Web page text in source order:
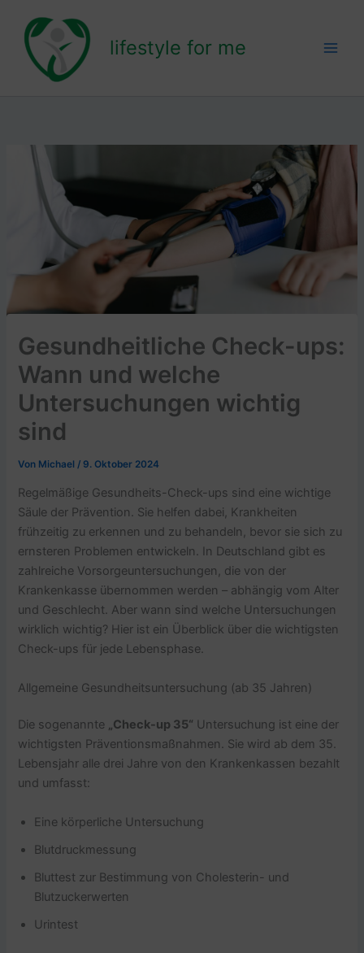
Inhalt
springen
lifestyle for me
Gesundheitliche Check-ups:
Wann und welche
Untersuchungen wichtig
sind
Von Michael / 9. Oktober 2024
Regelmäßige Gesundheits-Check-ups sind eine wichtige
Säule der Prävention. Sie helfen dabei, Krankheiten
frühzeitig zu erkennen und zu behandeln, bevor sie sich zu
ernsteren Problemen entwickeln. In Deutschland gibt es
zahlreiche Vorsorgeuntersuchungen, die von der
Krankenkasse übernommen werden – abhängig vom Alter
und Geschlecht. Aber wann sind welche Untersuchungen
wirklich wichtig? Hier ist ein Überblick über die wichtigsten
Check-ups für jede Lebensphase.
Allgemeine Gesundheitsuntersuchung (ab 35 Jahren)
Die sogenannte „Check-up 35“ Untersuchung ist eine der
wichtigsten Präventionsmaßnahmen. Sie wird ab dem 35.
Lebensjahr alle drei Jahre von den Krankenkassen bezahlt
und umfasst:
Eine körperliche Untersuchung
Blutdruckmessung
Bluttest zur Bestimmung von Cholesterin- und
Blutzuckerwerten
Urintest